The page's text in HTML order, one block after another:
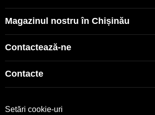
Magazinul nostru în Chișinău
Contactează-ne
Contacte
Setări cookie-uri